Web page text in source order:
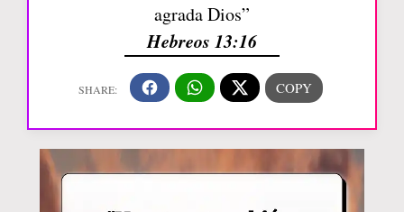
agrada Dios”
Hebreos 13:16